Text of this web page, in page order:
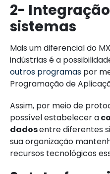
2-
sistemas
Mais um diferencial do
indústrias é a
outros programas por
Programação de
Assim, por meio de
possível estabelecer a
dadosentre diferentes
sua organização
recursos tecnológicos